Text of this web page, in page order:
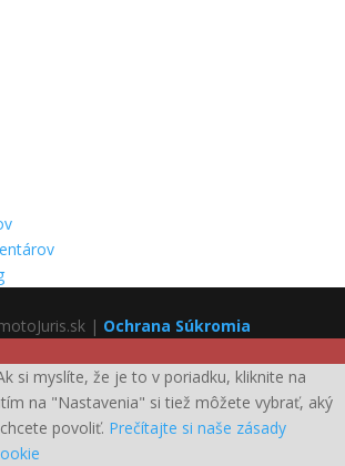
| Ochrana Súkromia
si myslíte, že je to v poriadku, kliknite na
na "Nastavenia" si tiež môžete vybrať, aký
povoliť. Prečítajte si naše zásady